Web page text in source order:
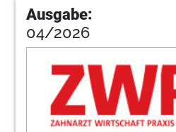
Komet Praxis
76Implantation: Mit
Behandlungsziel
Dr. Petra Bagusche
Interview: „Der Erfolg
Konzept trifft den
Ausgabe:
04/2026